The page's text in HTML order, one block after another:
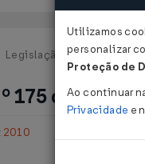
Legislação Federal
175 de 10/
2010
Utilizamos
personalizar
Proteção de
Ao continuar
Privacidade e